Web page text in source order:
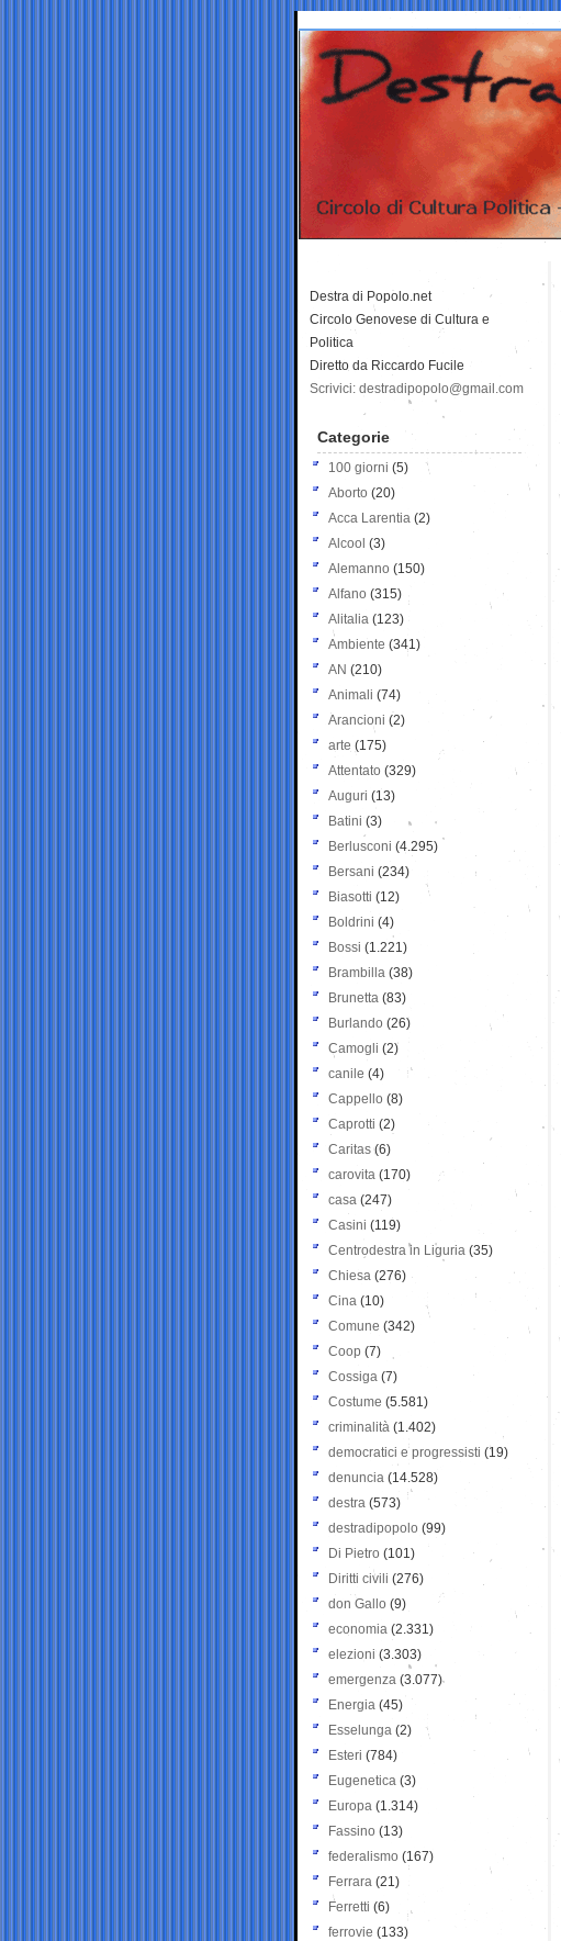
Destra di Popolo.net
Circolo Genovese di Cultura e
Politica
Diretto da Riccardo Fucile
Scrivici: destradipopolo@gmail.com
Categorie
100 giorni (5)
Aborto (20)
Acca Larentia (2)
Alcool (3)
Alemanno (150)
Alfano (315)
Alitalia (123)
Ambiente (341)
AN (210)
Animali (74)
Arancioni (2)
arte (175)
Attentato (329)
Auguri (13)
Batini (3)
Berlusconi (4.295)
Bersani (234)
Biasotti (12)
Boldrini (4)
Bossi (1.221)
Brambilla (38)
Brunetta (83)
Burlando (26)
Camogli (2)
canile (4)
Cappello (8)
Caprotti (2)
Caritas (6)
carovita (170)
casa (247)
Casini (119)
Centrodestra in Liguria (35)
Chiesa (276)
Cina (10)
Comune (342)
Coop (7)
Cossiga (7)
Costume (5.581)
criminalità (1.402)
democratici e progressisti (19)
denuncia (14.528)
destra (573)
destradipopolo (99)
Di Pietro (101)
Diritti civili (276)
don Gallo (9)
economia (2.331)
elezioni (3.303)
emergenza (3.077)
Energia (45)
Esselunga (2)
Esteri (784)
Eugenetica (3)
Europa (1.314)
Fassino (13)
federalismo (167)
Ferrara (21)
Ferretti (6)
ferrovie (133)